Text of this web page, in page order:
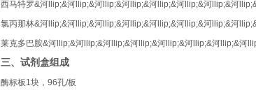
西马特罗&河llip;&河llip;&河llip;&河llip;&河llip;&河llip;&河llip;&河
氯丙那林&河llip;&河llip;&河llip;&河llip;&河llip;&河llip;&河llip;&河
莱克多巴胺&河llip;&河llip;&河llip;&河llip;&河llip;&河llip;&河llip;&河
三、试剂盒组成
酶标板1块， 96孔/板